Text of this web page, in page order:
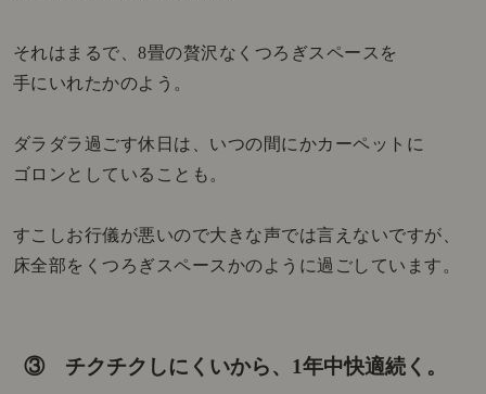
それはまるで、8畳の贅沢なくつろぎスペースを
手にいれたかのよう。
ダラダラ過ごす休日は、いつの間にかカーペットに
ゴロンとしていることも。
すこしお行儀が悪いので大きな声では言えないですが、
床全部をくつろぎスペースかのように過ごしています。
③ チクチクしにくいから、1年中快適続く。